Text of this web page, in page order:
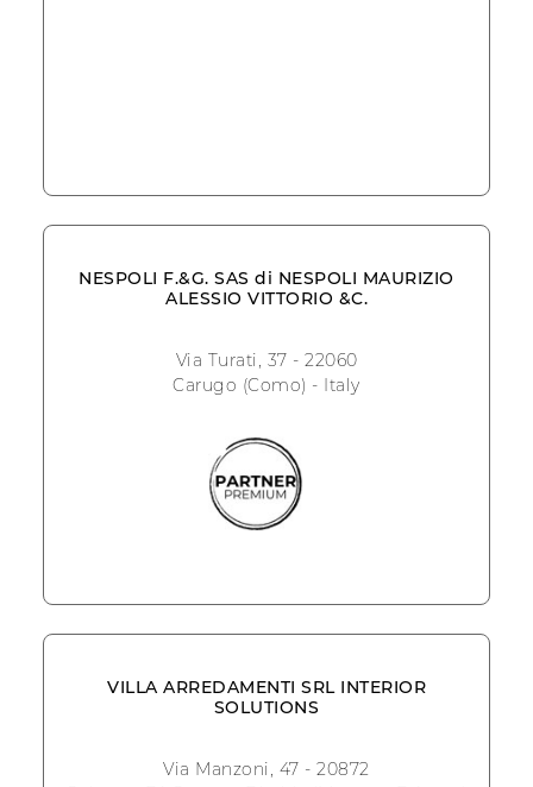
NESPOLI F.&G. SAS di NESPOLI MAURIZIO
ALESSIO VITTORIO &C.
Via Turati, 37 - 22060
Carugo (Como) - Italy
VILLA ARREDAMENTI SRL INTERIOR
SOLUTIONS
Via Manzoni, 47 - 20872